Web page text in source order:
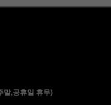
말,공휴일 휴무)